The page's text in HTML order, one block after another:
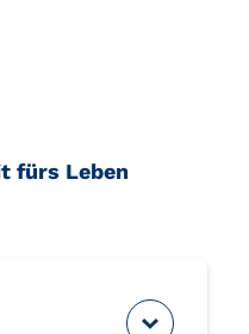
fürs Leben